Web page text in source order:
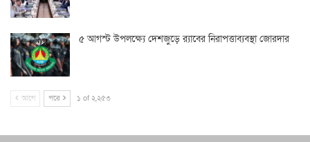
৫ আগস্ট উপলক্ষ্যে দেশজুড়ে র‌্যাবের নিরাপত্তাব্যবস্থা জোরদার
আগে পরে ১ of ২,২৫৩